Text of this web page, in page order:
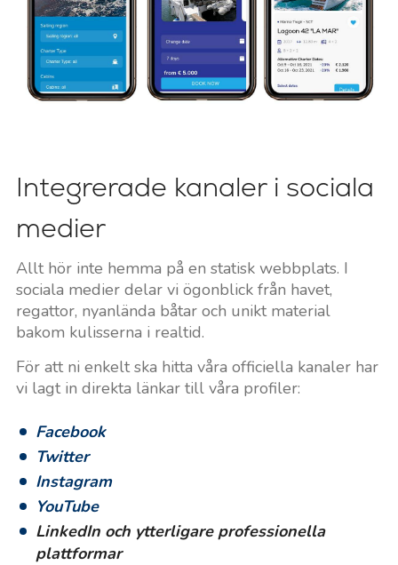
Integrerade kanaler i sociala
medier
Allt hör inte hemma på en statisk webbplats. I
sociala medier delar vi ögonblick från havet,
regattor, nyanlända båtar och unikt material
bakom kulisserna i realtid.
För att ni enkelt ska hitta våra officiella kanaler har
vi lagt in direkta länkar till våra profiler:
Facebook
Twitter
Instagram
YouTube
LinkedIn och ytterligare professionella
plattformar